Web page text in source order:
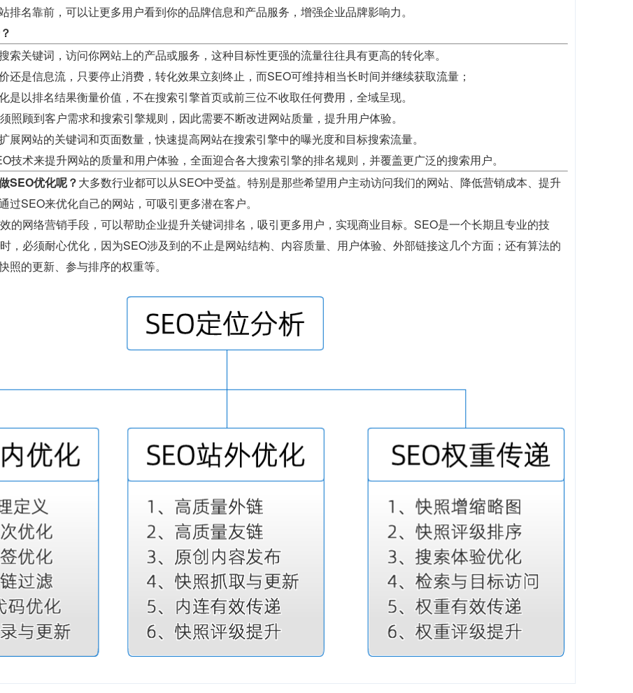
排名靠前，可以让更多用户看到你的品牌信息和产品服务，增强企业品牌影响力。
索关键词，访问你网站上的产品或服务，这种目标性更强的流量往往具有更高的转化率。
还是信息流，只要停止消费，转化效果立刻终止，而SEO可维持相当长时间并继续获取流量；
是以排名结果衡量价值，不在搜索引擎首页或前三位不收取任何费用，全域呈现。
照顾到客户需求和搜索引擎规则，因此需要不断改进网站质量，提升用户体验。
展网站的关键词和页面数量，快速提高网站在搜索引擎中的曝光度和目标搜索流量。
技术来提升网站的质量和用户体验，全面迎合各大搜索引擎的排名规则，并覆盖更广泛的搜索用户。
SEO优化呢？大多数行业都可以从SEO中受益。特别是那些希望用户主动访问我们的网站、降低营销成本、提升
过SEO来优化自己的网站，可吸引更多潜在客户。
的网络营销手段，可以帮助企业提升关键词排名，吸引更多用户，实现商业目标。SEO是一个长期且专业的技
，必须耐心优化，因为SEO涉及到的不止是网站结构、内容质量、用户体验、外部链接这几个方面；还有算法的
照的更新、参与排序的权重等。